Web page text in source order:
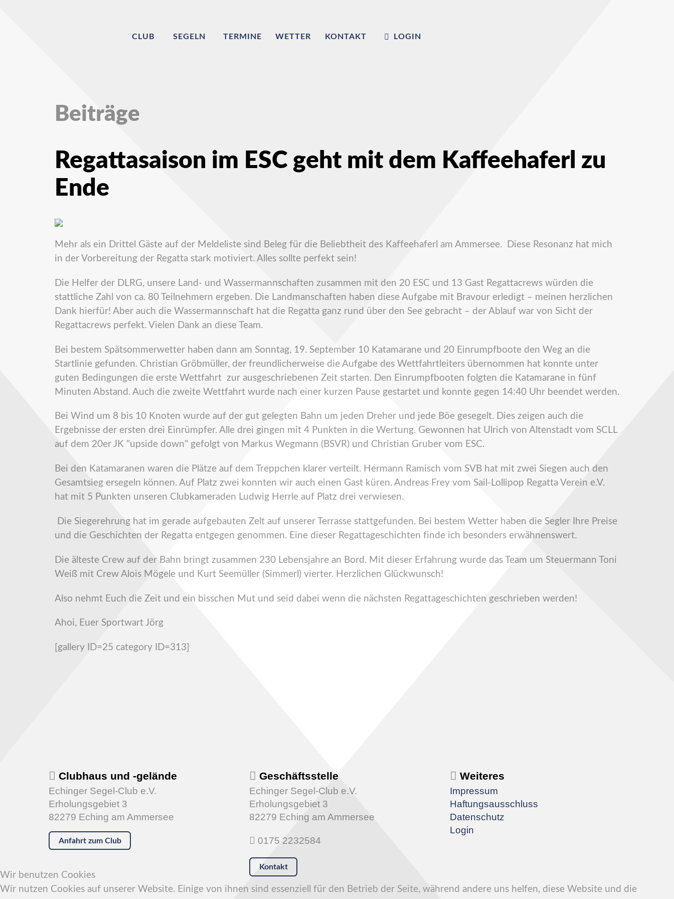
CLUB SEGELN TERMINE WETTER KONTAKT LOGIN
Beiträge
Regattasaison im ESC geht mit dem Kaffeehaferl zu
Ende
Mehr als ein Drittel Gäste auf der Meldeliste sind Beleg für die Beliebtheit des Kaffeehaferl am Ammersee. Diese Resonanz hat mich
in der Vorbereitung der Regatta stark motiviert. Alles sollte perfekt sein!
Die Helfer der DLRG, unsere Land- und Wassermannschaften zusammen mit den 20 ESC und 13 Gast Regattacrews würden die
stattliche Zahl von ca. 80 Teilnehmern ergeben. Die Landmanschaften haben diese Aufgabe mit Bravour erledigt – meinen herzlichen
Dank hierfür! Aber auch die Wassermannschaft hat die Regatta ganz rund über den See gebracht – der Ablauf war von Sicht der
Regattacrews perfekt. Vielen Dank an diese Team.
Bei bestem Spätsommerwetter haben dann am Sonntag, 19. September 10 Katamarane und 20 Einrumpfboote den Weg an die
Startlinie gefunden. Christian Gröbmüller, der freundlicherweise die Aufgabe des Wettfahrtleiters übernommen hat konnte unter
guten Bedingungen die erste Wettfahrt zur ausgeschriebenen Zeit starten. Den Einrumpfbooten folgten die Katamarane in fünf
Minuten Abstand. Auch die zweite Wettfahrt wurde nach einer kurzen Pause gestartet und konnte gegen 14:40 Uhr beendet werden.
Bei Wind um 8 bis 10 Knoten wurde auf der gut gelegten Bahn um jeden Dreher und jede Böe gesegelt. Dies zeigen auch die
Ergebnisse der ersten drei Einrümpfer. Alle drei gingen mit 4 Punkten in die Wertung. Gewonnen hat Ulrich von Altenstadt vom SCLL
auf dem 20er JK "upside down" gefolgt von Markus Wegmann (BSVR) und Christian Gruber vom ESC.
Bei den Katamaranen waren die Plätze auf dem Treppchen klarer verteilt. Hermann Ramisch vom SVB hat mit zwei Siegen auch den
Gesamtsieg ersegeln können. Auf Platz zwei konnten wir auch einen Gast küren. Andreas Frey vom Sail-Lollipop Regatta Verein e.V.
hat mit 5 Punkten unseren Clubkameraden Ludwig Herrle auf Platz drei verwiesen.
Die Siegerehrung hat im gerade aufgebauten Zelt auf unserer Terrasse stattgefunden. Bei bestem Wetter haben die Segler Ihre Preise
und die Geschichten der Regatta entgegen genommen. Eine dieser Regattageschichten finde ich besonders erwähnenswert.
Die älteste Crew auf der Bahn bringt zusammen 230 Lebensjahre an Bord. Mit dieser Erfahrung wurde das Team um Steuermann Toni
Weiß mit Crew Alois Mögele und Kurt Seemüller (Simmerl) vierter. Herzlichen Glückwunsch!
Also nehmt Euch die Zeit und ein bisschen Mut und seid dabei wenn die nächsten Regattageschichten geschrieben werden!
Ahoi, Euer Sportwart Jörg
[gallery ID=25 category ID=313]
Clubhaus und -gelände
Echinger Segel-Club e.V.
Erholungsgebiet 3
82279 Eching am Ammersee
Anfahrt zum Club
Geschäftsstelle
Echinger Segel-Club e.V.
Erholungsgebiet 3
82279 Eching am Ammersee
0175 2232584
Kontakt
Weiteres
Impressum
Haftungsausschluss
Datenschutz
Login
Wir benutzen Cookies
Wir nutzen Cookies auf unserer Website. Einige von ihnen sind essenziell für den Betrieb der Seite, während andere uns helfen, diese Website und die